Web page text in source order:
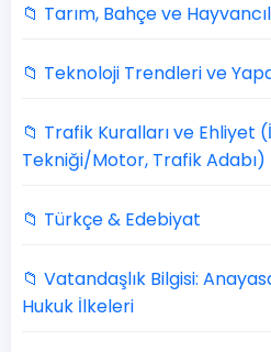
📁 Tarım, Bahçe ve
📁 Teknoloji Trendleri ve
📁 Trafik Kuralları ve Ehliyet
Tekniği/Motor, Trafik Adabı)
📁 Türkçe & Edebiyat
📁 Vatandaşlık Bilgisi:
Hukuk İlkeleri